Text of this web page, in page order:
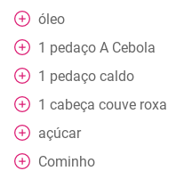
óleo
1 pedaço A Cebola
1 pedaço caldo
1 cabeça couve roxa
açúcar
Cominho